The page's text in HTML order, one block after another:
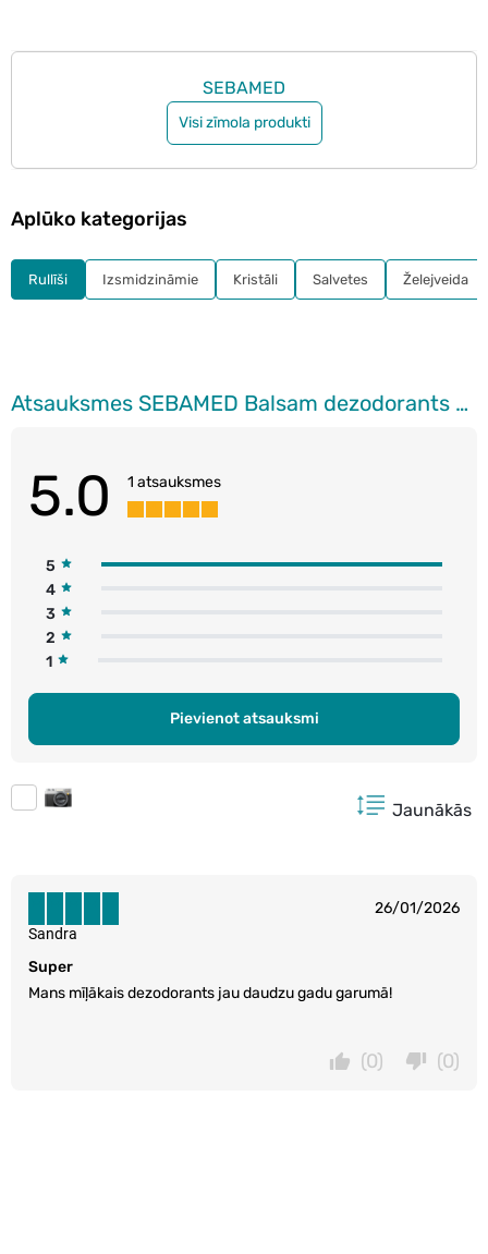
SEBAMED
Visi zīmola produkti
Atsauksmes SEBAMED Balsam dezodorants ar rullīti bez smaržvielām, 50ml
5.0 1 atsauksmes
5
4
3
2
1
Pievienot atsauksmi
Jaunākās
26/01/2026
Super
Mans mīļākais dezodorants jau daudzu gadu garumā!
Sandra
(0)
(0)
Aplūko kategorijas
Rullīši Izsmidzināmie Kristāli Salvetes Želejveida